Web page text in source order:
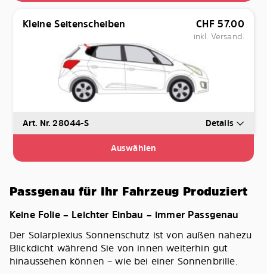
Kleine Seitenscheiben CHF 57.00
inkl. Versand.
Art. Nr. 28044-S Details
Auswählen
Passgenau für Ihr Fahrzeug Produziert
Keine Folie – Leichter Einbau – immer Passgenau
Der Solarplexius Sonnenschutz ist von außen nahezu
Blickdicht während Sie von innen weiterhin gut
hinaussehen können – wie bei einer Sonnenbrille.